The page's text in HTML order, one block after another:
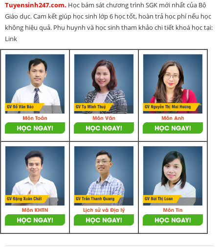
Tuyensinh247.com. Học bám sát chương trình SGK mới nhất của Bộ
Giáo dục. Cam kết giúp học sinh lớp 6 học tốt, hoàn trả học phí nếu học
không hiệu quả. Phụ huynh và học sinh tham khảo chi tiết khoá học tại:
Link